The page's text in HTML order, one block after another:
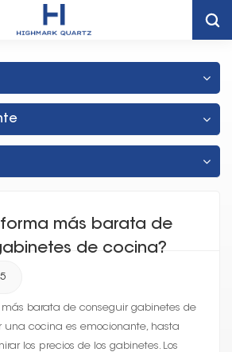
Fabricante De Gabinetes De Tailandia
más barata de
de cocina?
barata de conseguir gabinetes de
una cocina es emocionante, hasta
los precios de los gabinetes. Los